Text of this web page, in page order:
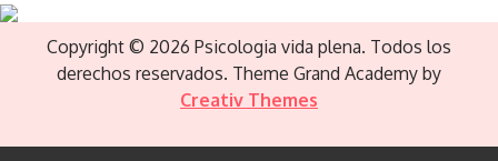
Copyright © 2026 Psicologia vida plena. Todos los
derechos reservados. Theme Grand Academy by
Creativ Themes